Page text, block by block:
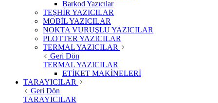
Barkod Yazıcılar
TEŞHİR YAZICILAR
MOBİL YAZICILAR
NOKTA VURUŞLU YAZICILAR
PLOTTER YAZICILAR
TERMAL YAZICILAR
Geri Dön
TERMAL YAZICILAR
ETİKET MAKİNELERİ
TARAYICILAR
Geri Dön
TARAYICILAR